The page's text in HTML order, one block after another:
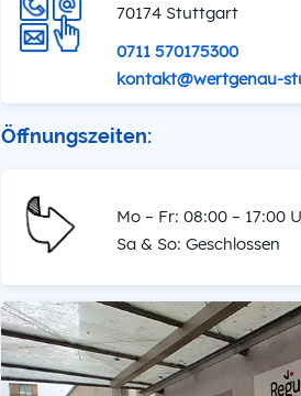
70174 Stuttgart
0711 570175300
kontakt@wertgenau-
Öffnungszeiten:
Mo – Fr: 08:00 – 17:00
Sa & So: Geschlossen